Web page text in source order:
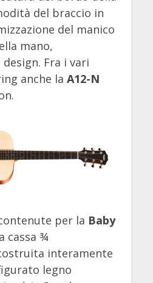
del braccio in
del manico
mano,
design. Fra i vari
anche la A12-N
per la Baby
cassa ¾
interamente
legno